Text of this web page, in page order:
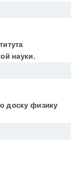
науки.
доску физику